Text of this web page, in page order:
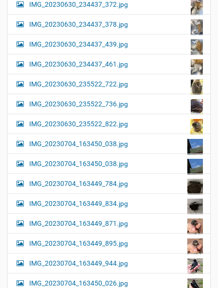
IMG_20230630_234437_372.jpg
IMG_20230630_234437_378.jpg
IMG_20230630_234437_439.jpg
IMG_20230630_234437_461.jpg
IMG_20230630_235522_722.jpg
IMG_20230630_235522_736.jpg
IMG_20230630_235522_822.jpg
IMG_20230704_163450_038.jpg
IMG_20230704_163450_038.jpg
IMG_20230704_163449_784.jpg
IMG_20230704_163449_834.jpg
IMG_20230704_163449_871.jpg
IMG_20230704_163449_895.jpg
IMG_20230704_163449_944.jpg
IMG_20230704_163450_026.jpg